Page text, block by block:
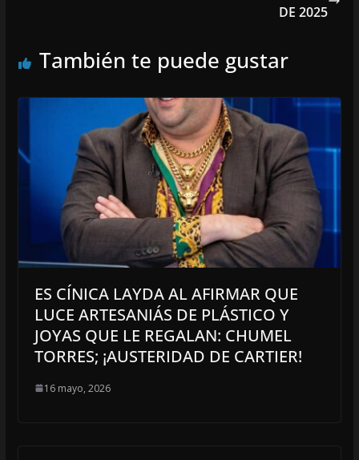
DE 2025
También te puede gustar
ES CÍNICA LAYDA AL AFIRMAR QUE
LUCE ARTESANIÁS DE PLÁSTICO Y
JOYAS QUE LE REGALAN: CHUMEL
TORRES; ¡AUSTERIDAD DE CARTIER!
16 mayo, 2026